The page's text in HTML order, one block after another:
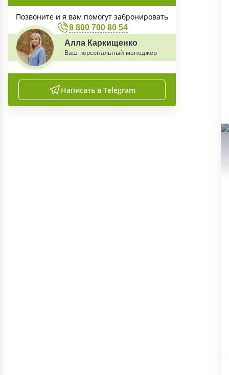
Позвоните и я вам помогут забронировать
8 800 700 80 54
Алла Каркищенко
Ваш персональный менеджер
Написать в Telegram